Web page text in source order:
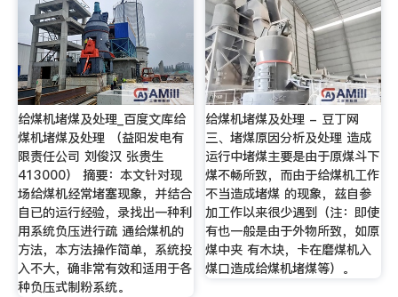
给煤机堵煤及处理_百度文库给
煤机堵煤及处理 （益阳发电有
限责任公司 刘俊汉 张贵生
413000） 摘要：本文针对现
场给煤机经常堵塞现象，并结合
自已的运行经验，录找出一种利
用系统负压进行疏 通给煤机的
方法，本方法操作简单，系统投
入不大，确非常有效和适用于各
种负压式制粉系统。
给煤机堵煤及处理 - 豆丁网
三、堵煤原因分析及处理 造成
运行中堵煤主要是由于原煤斗下
煤不畅所致，而由于给煤机工作
不当造成堵煤 的现象，兹自参
加工作以来很少遇到（注：即使
有也一般是由于外物所致，如原
煤中夹 有木块，卡在磨煤机入
煤口造成给煤机堵煤等）。